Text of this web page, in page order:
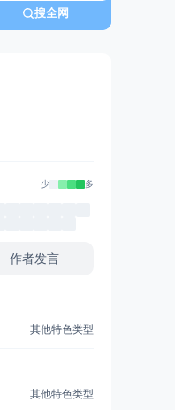
搜全网
少 多
作者发言
其他特色类型
其他特色类型